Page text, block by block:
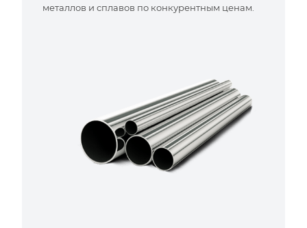
металлов и сплавов по конкурентным ценам.